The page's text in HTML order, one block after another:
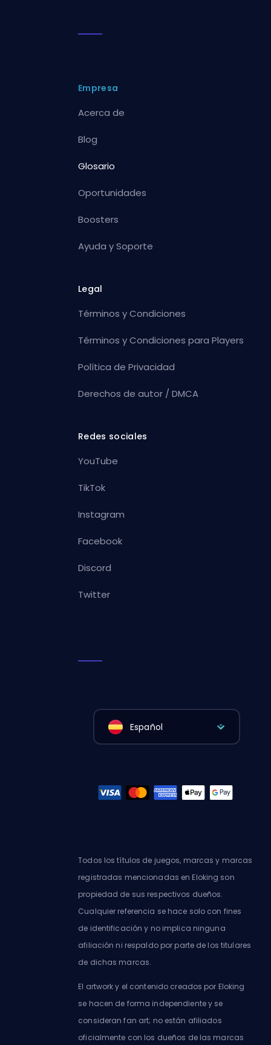
Empresa
Acerca de
Blog
Glosario
Oportunidades
Boosters
Ayuda y Soporte
Legal
Términos y Condiciones
Términos y Condiciones para Players
Política de Privacidad
Derechos de autor / DMCA
Redes sociales
YouTube
TikTok
Instagram
Facebook
Discord
Twitter
Español
Todos los títulos de juegos, marcas y marcas
registradas mencionadas en Eloking son
propiedad de sus respectivos dueños.
Cualquier referencia se hace solo con fines
de identificación y no implica ninguna
afiliación ni respaldo por parte de los titulares
de dichas marcas.
El artwork y el contenido creados por Eloking
se hacen de forma independiente y se
consideran fan art; no están afiliados
oficialmente con los dueños de las marcas